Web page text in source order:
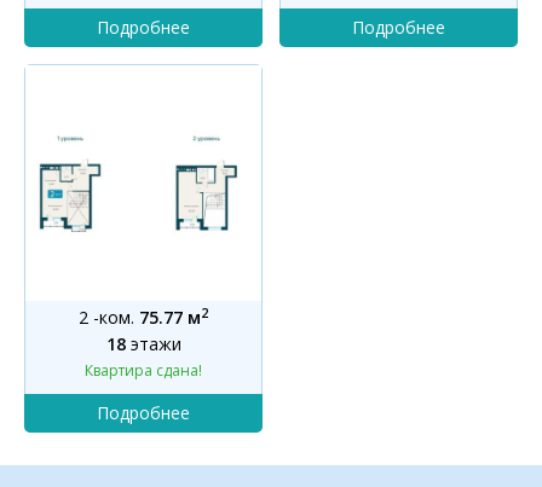
2 -ком. 75.77 м2
18этажи
Квартира сдана!